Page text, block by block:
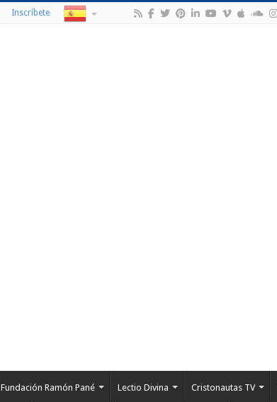
Inscríbete
Fundación Ramón Pané Lectio Divina Cristonautas TV